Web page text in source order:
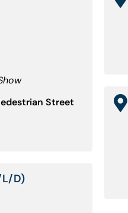
Street
L/D)